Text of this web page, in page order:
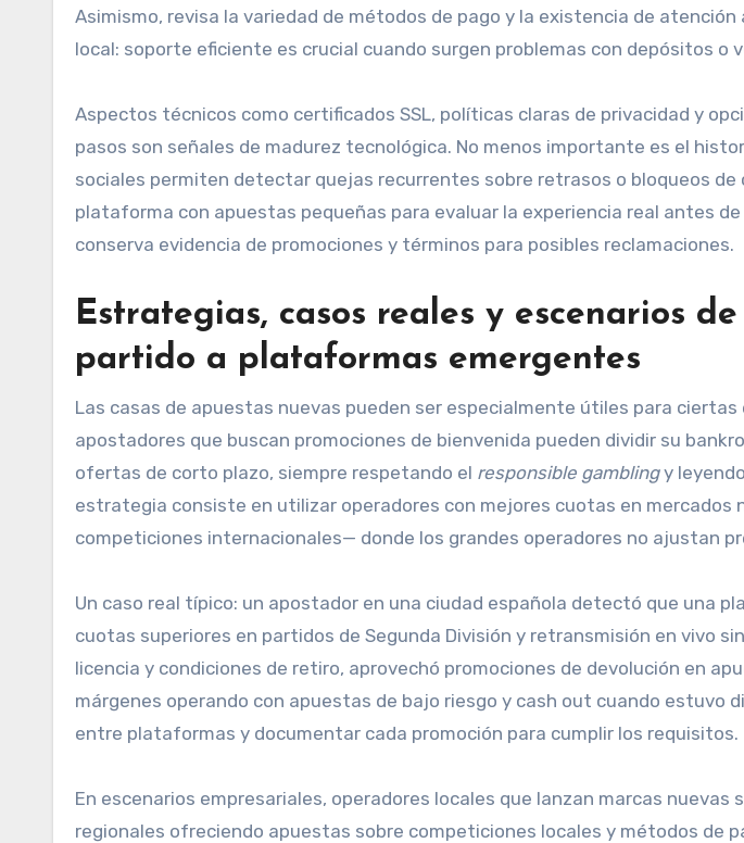
Asimismo, revisa la variedad de métodos de pago y la existencia de
local: soporte eficiente es crucial cuando surgen problemas con depósitos o
Aspectos técnicos como certificados SSL, políticas claras de privacidad y
pasos son señales de madurez tecnológica. No menos importante es el
sociales permiten detectar quejas recurrentes sobre retrasos o bloqueos de
plataforma con apuestas pequeñas para evaluar la experiencia real antes
conserva evidencia de promociones y términos para posibles reclamaciones.
Estrategias, casos reales y escenarios
partido a plataformas emergentes
Las casas de apuestas nuevas pueden ser especialmente útiles para
apostadores que buscan promociones de bienvenida pueden dividir su
ofertas de corto plazo, siempre respetando el responsible gamblingy
estrategia consiste en utilizar operadores con mejores cuotas en mercados
competiciones internacionales— donde los grandes operadores no ajustan
Un caso real típico: un apostador en una ciudad española detectó que una
cuotas superiores en partidos de Segunda División y retransmisión en vivo
licencia y condiciones de retiro, aprovechó promociones de devolución en
márgenes operando con apuestas de bajo riesgo y cash out cuando estuvo
entre plataformas y documentar cada promoción para cumplir los requisitos.
En escenarios empresariales, operadores locales que lanzan marcas nuevas
regionales ofreciendo apuestas sobre competiciones locales y métodos de